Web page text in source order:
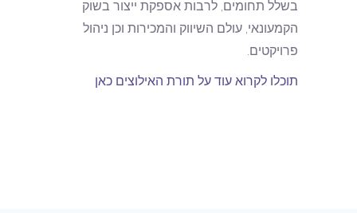
בשלל תחומים, לרבות אספקת ייצור בשוק
הקמעונאי, עולם השיווק והמכירות וכן ניהול
פרויקטים.
תוכלו לקרוא עוד על תורת האילוצים כאן